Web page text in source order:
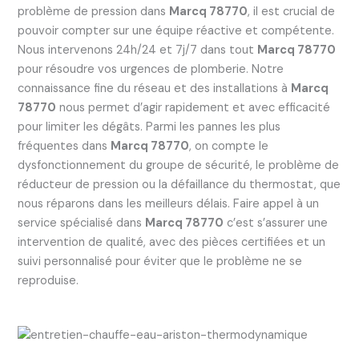
problème de pression dans Marcq 78770, il est crucial de
pouvoir compter sur une équipe réactive et compétente.
Nous intervenons 24h/24 et 7j/7 dans tout Marcq 78770
pour résoudre vos urgences de plomberie. Notre
connaissance fine du réseau et des installations à Marcq
78770 nous permet d’agir rapidement et avec efficacité
pour limiter les dégâts. Parmi les pannes les plus
fréquentes dans Marcq 78770, on compte le
dysfonctionnement du groupe de sécurité, le problème de
réducteur de pression ou la défaillance du thermostat, que
nous réparons dans les meilleurs délais. Faire appel à un
service spécialisé dans Marcq 78770 c’est s’assurer une
intervention de qualité, avec des pièces certifiées et un
suivi personnalisé pour éviter que le problème ne se
reproduise.